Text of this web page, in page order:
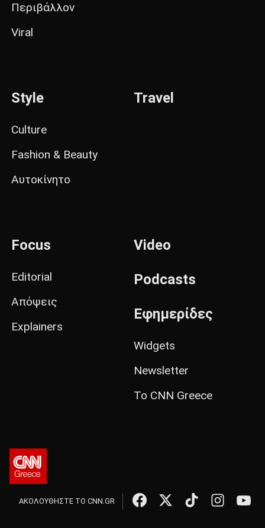
Περιβάλλον
Viral
Style
Culture
Fashion & Beauty
Αυτοκίνητο
Travel
Focus
Editorial
Απόψεις
Explainers
Video
Podcasts
Εφημερίδες
Widgets
Newsletter
Το CNN Greece
ΑΚΟΛΟΥΘΗΣΤΕ ΤΟ CNN.GR